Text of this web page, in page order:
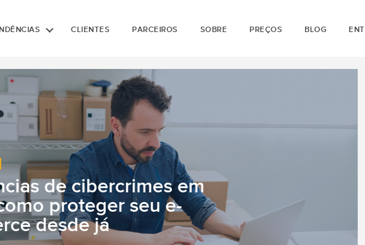
CLIENTES PARCEIROS SOBRE PREÇOS BLOG
de cibercrimes em
proteger seu e-
desde já